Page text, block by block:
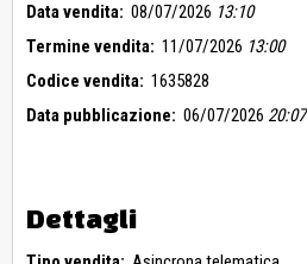
Data vendita: 08/07/2026 13:10
Termine vendita: 11/07/2026 13:00
Codice vendita: 1635828
Data pubblicazione: 06/07/2026 20:07
Dettagli